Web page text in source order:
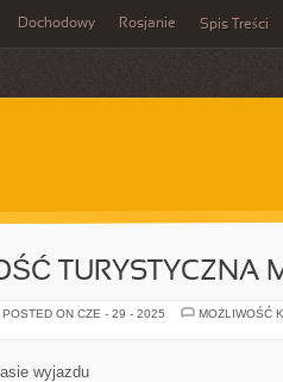
Dochodowy Rosjanie Spis Treści
TURYSTYCZNA
POSTED ON CZE - 29 - 2025
MOŻLIWOŚĆ
wyjazdu